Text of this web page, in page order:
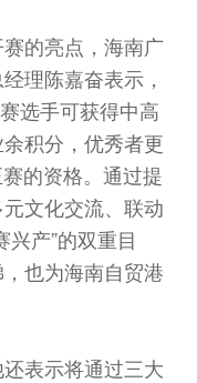
的亮点，海南广
理陈嘉奋表示，
选手可获得中高
积分，优秀者更
的资格。通过提
文化交流、联动
产”的双重目
也为海南自贸港
表示将通过三大